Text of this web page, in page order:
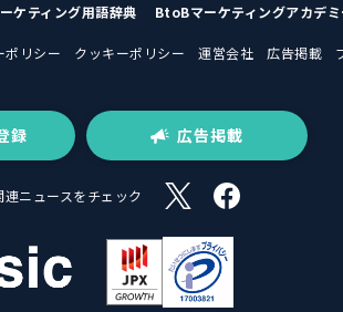
ケティング用語辞典 BtoBマーケティングアカデミ
ポリシー クッキーポリシー 運営会社 広告掲載
録 広告掲載
連ニュースをチェック